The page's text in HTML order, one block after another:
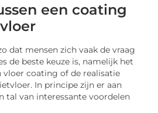
een coating
dat mensen zich vaak de vraag
de beste keuze is, namelijk het
vloer coating of de realisatie
In principe zijn er aan
tal van interessante voordelen